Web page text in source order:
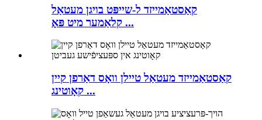
קאַסטאַמייזד ל-שייפּט בויגן מעטאַל
קלאַמער מיט פּאָ ...
קאַסטאַמייזד מעטאַל טיילן וואָס דאַרפן קיין
קאָוטינג ...